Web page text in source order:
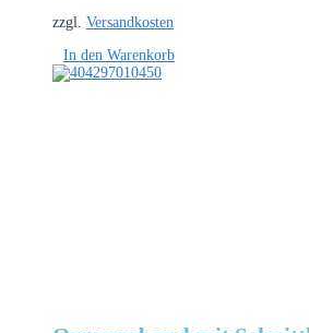
zzgl. Versandkosten
In den Warenkorb